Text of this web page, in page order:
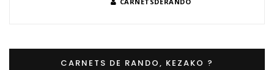
CARNETS DE RANDO, KEZAKO ?